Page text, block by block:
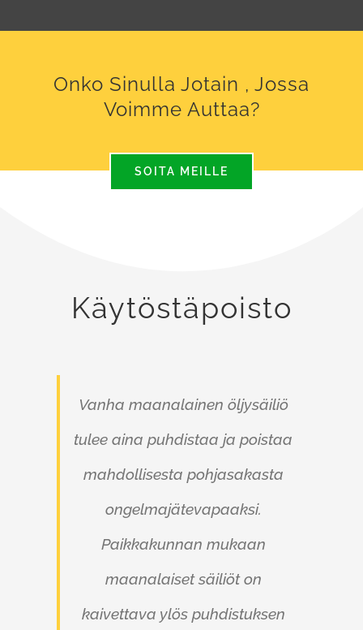
Onko Sinulla Jotain , Jossa
Voimme Auttaa?
SOITA MEILLE
Käytöstäpoisto
Vanha maanalainen öljysäiliö
tulee aina puhdistaa ja poistaa
mahdollisesta pohjasakasta
ongelmajätevapaaksi.
Paikkakunnan mukaan
maanalaiset säiliöt on
kaivettava ylös puhdistuksen